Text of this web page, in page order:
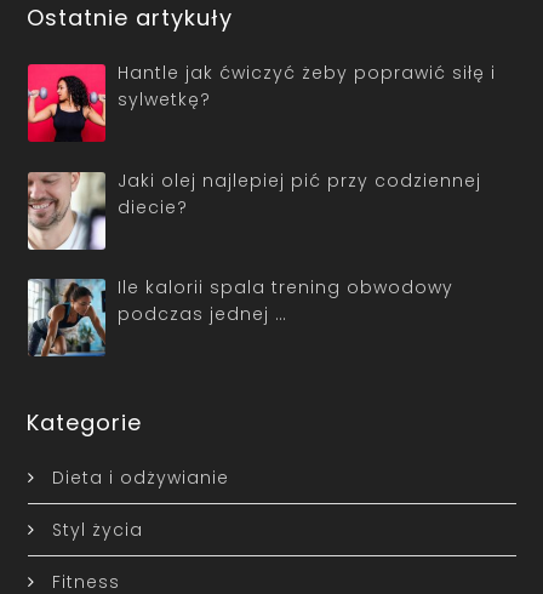
Ostatnie artykuły
Hantle jak ćwiczyć żeby poprawić siłę i
sylwetkę?
Jaki olej najlepiej pić przy codziennej
diecie?
Ile kalorii spala trening obwodowy
podczas jednej …
Kategorie
Dieta i odżywianie
Styl życia
Fitness